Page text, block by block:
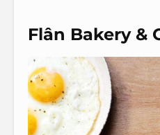
Flân Bakery &